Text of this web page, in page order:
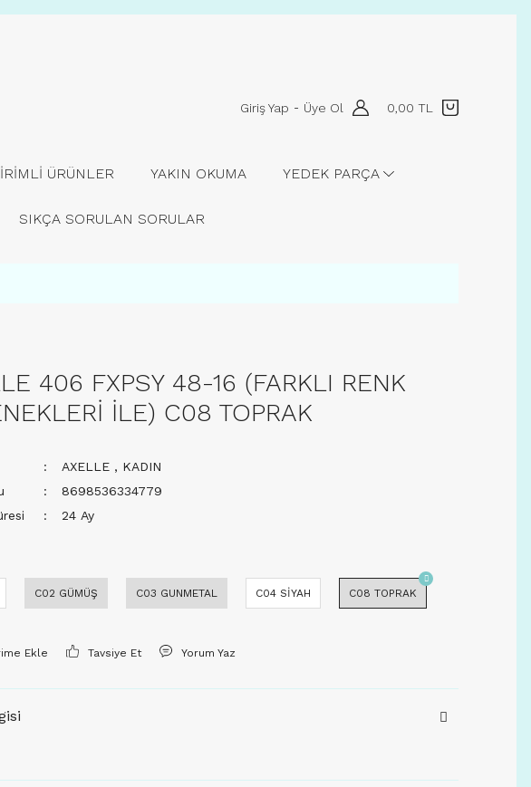
Giriş Yap - Üye Ol 0,00 TL
ÜRÜNLER YAKIN OKUMA YEDEK PARÇA
SIKÇA SORULAN SORULAR
406 FXPSY 48-16 (FARKLI RENK
İLE) C08 TOPRAK
AXELLE , KADIN
8698536334779
24 Ay
C02 GÜMÜŞ C03 GUNMETAL C04 SİYAH C08 TOPRAK
Tavsiye Et Yorum Yaz